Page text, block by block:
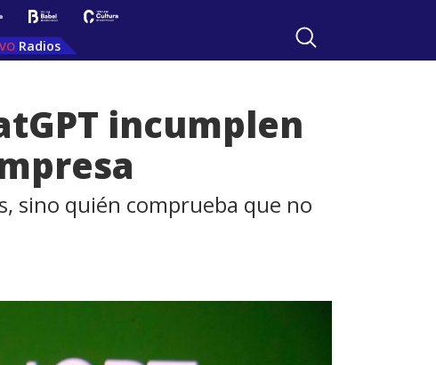
Radios
incumplen
sino quién comprueba que no